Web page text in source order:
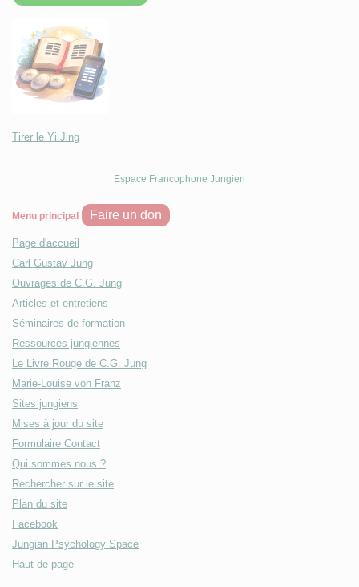
Tirer le Yi Jing
Espace Francophone Jungien
Menu principal Faire un don
Page d'accueil
Carl Gustav Jung
Ouvrages de C.G. Jung
Articles et entretiens
Séminaires de formation
Ressources jungiennes
Le Livre Rouge de C.G. Jung
Marie-Louise von Franz
Sites jungiens
Mises à jour du site
Formulaire Contact
Qui sommes nous ?
Rechercher sur le site
Plan du site
Facebook
Jungian Psychology Space
Haut de page